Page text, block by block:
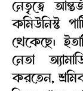
নেতৃত্বে
কমিউনিস্ট
থেকেছে।
নেতা
করতেন,